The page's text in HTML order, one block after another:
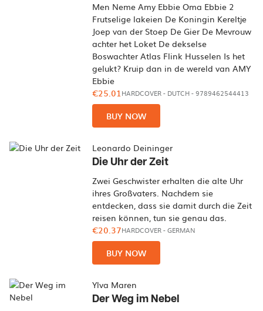
Men Neme Amy Ebbie Oma Ebbie 2
Frutselige lakeien De Koningin Kereltje
Joep van der Stoep De Gier De Mevrouw
achter het Loket De dekselse
Boswachter Atlas Flink Husselen Is het
gelukt? Kruip dan in de wereld van AMY
Ebbie
€25.01HARDCOVER- DUTCH- 9789462544413
BUY NOW
Leonardo Deininger
Die Uhr der Zeit
Zwei Geschwister erhalten die alte Uhr
ihres Großvaters. Nachdem sie
entdecken, dass sie damit durch die Zeit
reisen können, tun sie genau das.
€20.37HARDCOVER-GERMAN
BUY NOW
Ylva Maren
Der Weg im Nebel